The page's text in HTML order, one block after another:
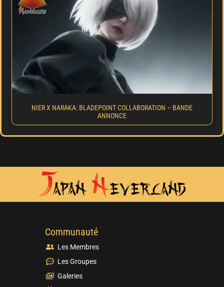
NIER X NARAKA: BLADEPOINT COLLABORATION – BANDE
ANNONCE
Communauté
Les Membres
Les Groupes
Galeries